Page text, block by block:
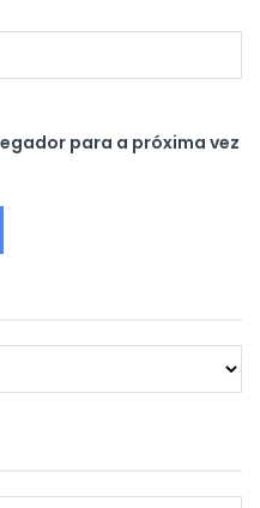
para a próxima vez